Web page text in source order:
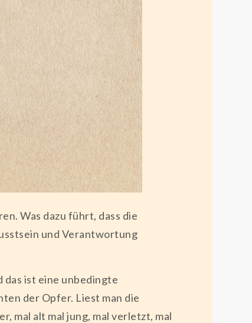
Was dazu führt, dass die
und Verantwortung
das ist eine unbedingte
der Opfer. Liest man die
mal alt mal jung, mal verletzt, mal